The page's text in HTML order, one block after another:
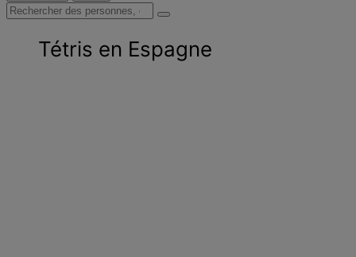
Rechercher
personnes,Tétris en Espagne